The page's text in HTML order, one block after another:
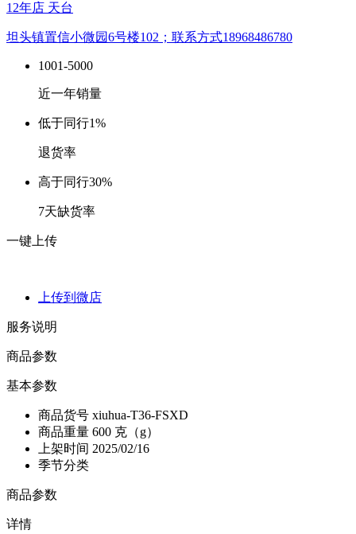
12年店 天台
坦头镇置信小微园6号楼102；联系方式18968486780
1001-5000
近一年销量
低于同行1%
退货率
高于同行30%
7天缺货率
一键上传
上传到微店
服务说明
商品参数
基本参数
商品货号 xiuhua-T36-FSXD
商品重量 600 克（g）
上架时间 2025/02/16
季节分类
商品参数
详情